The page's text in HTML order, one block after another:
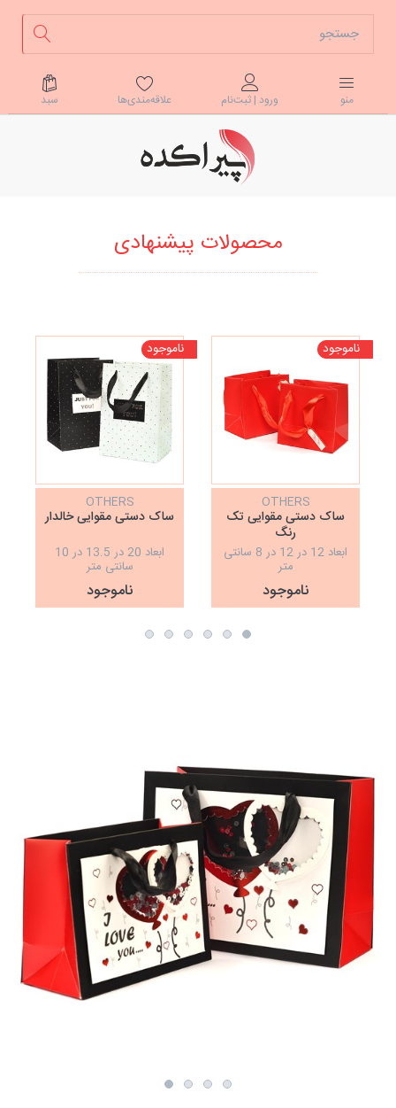
منو ورود | ثبت‌نام علاقه‌مندی‌ها سبد
محصولات پیشنهادی
ناموجود
OTHERS
ساک دستی مقوایی تک
رنگ
ابعاد 12 در 12 در 8 سانتی
متر
ناموجود
ناموجود
OTHERS
ساک دستی مقوایی خالدار
ابعاد 20 در 13.5 در 10
سانتی متر
ناموجود